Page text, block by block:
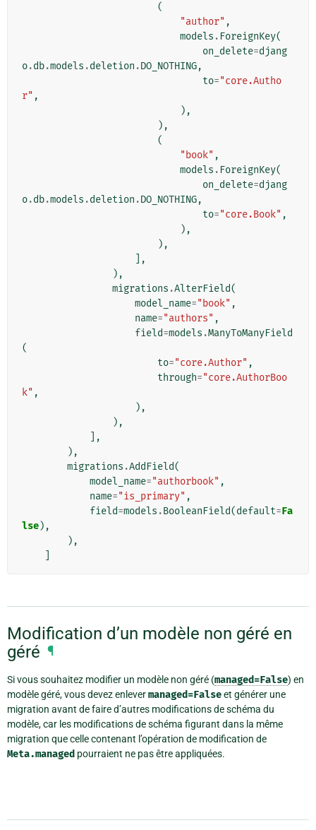
(
"author" ,
models . ForeignKey(
on_delete=djang
o.db.models .deletion .DO_NOTHING,
to="core.Autho
r" ,
),
),
(
"book" ,
models . ForeignKey(
on_delete=djang
o.db.models .deletion .DO_NOTHING,
to="core.Book" ,
),
),
],
),
migrations .AlterField(
model_name="book" ,
name="authors" ,
field=models .ManyToManyField
(
to="core.Author" ,
through="core.AuthorBoo
k" ,
),
),
],
),
migrations .AddField(
model_name="authorbook" ,
name="is_primary" ,
field=models .BooleanField(default=Fa
lse),
),
Modification d’un modèle non géré en
géré ¶
Si vous souhaitez modifier un modèle non géré (managed=False) en
modèle géré, vous devez enlevermanaged=Falseet générer une
migration avant de faire d’autres modifications de schéma du
modèle, car les modifications de schéma figurant dans la même
migration que celle contenant l’opération de modification de
Meta.managed pourraient ne pas être appliquées.